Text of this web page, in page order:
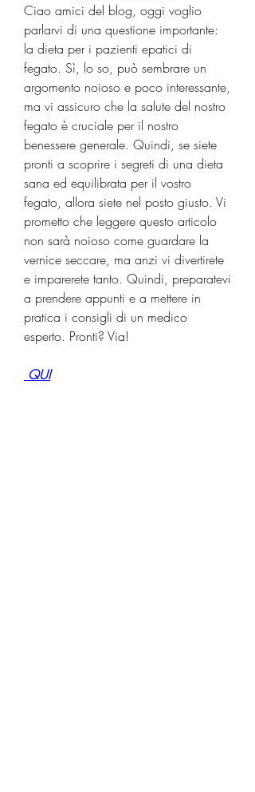
Ciao amici del blog, oggi voglio
parlarvi di una questione importante:
la dieta per i pazienti epatici di
fegato. Sì, lo so, può sembrare un
argomento noioso e poco interessante,
ma vi assicuro che la salute del nostro
fegato è cruciale per il nostro
benessere generale. Quindi, se siete
pronti a scoprire i segreti di una dieta
sana ed equilibrata per il vostro
fegato, allora siete nel posto giusto. Vi
prometto che leggere questo articolo
non sarà noioso come guardare la
vernice seccare, ma anzi vi divertirete
e imparerete tanto. Quindi, preparatevi
a prendere appunti e a mettere in
pratica i consigli di un medico
esperto. Pronti? Via!
QUI